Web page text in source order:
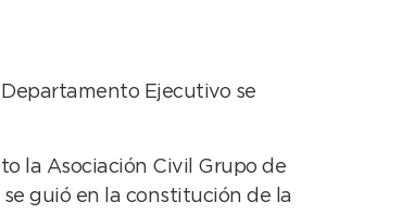
Ejecutivo se
la Asociación Civil Grupo de
guió en la constitución de la